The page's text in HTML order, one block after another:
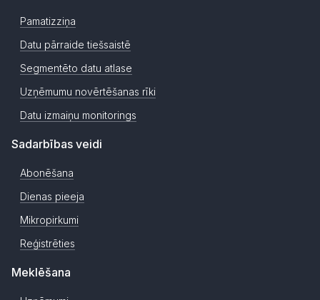
Pamatizziņa
Datu pārraide tiešsaistē
Segmentēto datu atlase
Uzņēmumu novērtēšanas rīki
Datu izmaiņu monitorings
Sadarbības veidi
Abonēšana
Dienas pieeja
Mikropirkumi
Reģistrēties
Meklēšana